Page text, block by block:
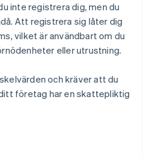
inte registrera dig, men du
Att registrera sig låter dig
vilket är användbart om du
eller utrustning.
och kräver att du
företag har en skattepliktig